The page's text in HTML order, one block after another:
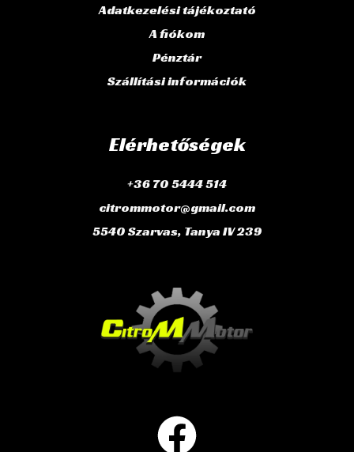
Adatkezelési tájékoztató
A fiókom
Pénztár
Szállítási információk
Elérhetőségek
+36 70 5444 514
citrommotor@gmail.com
5540 Szarvas, Tanya IV 239